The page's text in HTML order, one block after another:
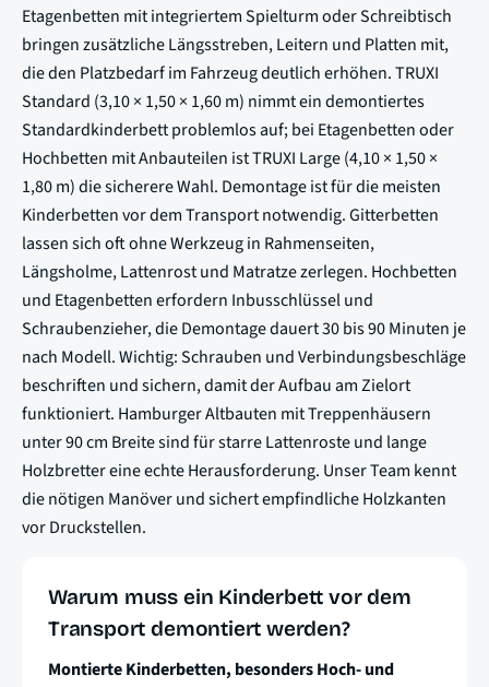
Etagenbetten mit integriertem Spielturm oder Schreibtisch
bringen zusätzliche Längsstreben, Leitern und Platten mit,
die den Platzbedarf im Fahrzeug deutlich erhöhen. TRUXI
Standard (3,10 × 1,50 × 1,60 m) nimmt ein demontiertes
Standardkinderbett problemlos auf; bei Etagenbetten oder
Hochbetten mit Anbauteilen ist TRUXI Large (4,10 × 1,50 ×
1,80 m) die sicherere Wahl. Demontage ist für die meisten
Kinderbetten vor dem Transport notwendig. Gitterbetten
lassen sich oft ohne Werkzeug in Rahmenseiten,
Längsholme, Lattenrost und Matratze zerlegen. Hochbetten
und Etagenbetten erfordern Inbusschlüssel und
Schraubenzieher, die Demontage dauert 30 bis 90 Minuten je
nach Modell. Wichtig: Schrauben und Verbindungsbeschläge
beschriften und sichern, damit der Aufbau am Zielort
funktioniert. Hamburger Altbauten mit Treppenhäusern
unter 90 cm Breite sind für starre Lattenroste und lange
Holzbretter eine echte Herausforderung. Unser Team kennt
die nötigen Manöver und sichert empfindliche Holzkanten
vor Druckstellen.
Warum muss ein Kinderbett vor dem
Transport demontiert werden?
Montierte Kinderbetten, besonders Hoch- und